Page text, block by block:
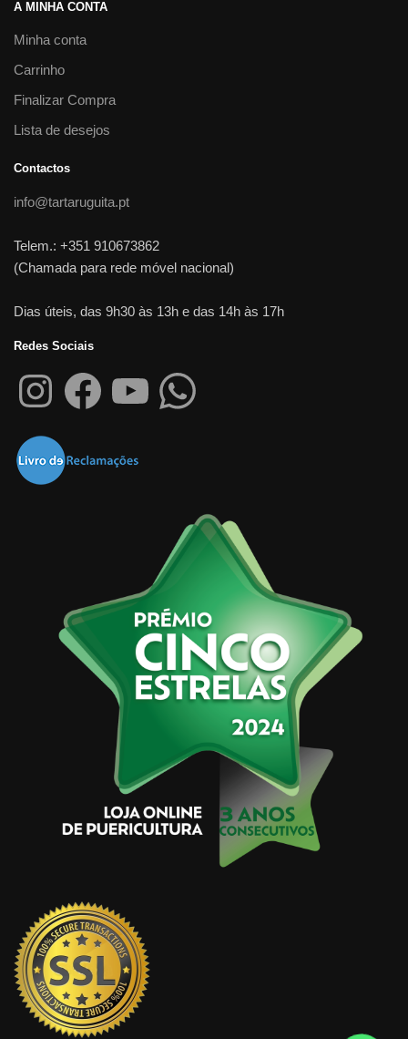
A MINHA CONTA
Minha conta
Carrinho
Finalizar Compra
Lista de desejos
Contactos
info@tartaruguita.pt
Telem.: +351 910673862
(Chamada para rede móvel nacional)
Dias úteis, das 9h30 às 13h e das 14h às 17h
Redes Sociais